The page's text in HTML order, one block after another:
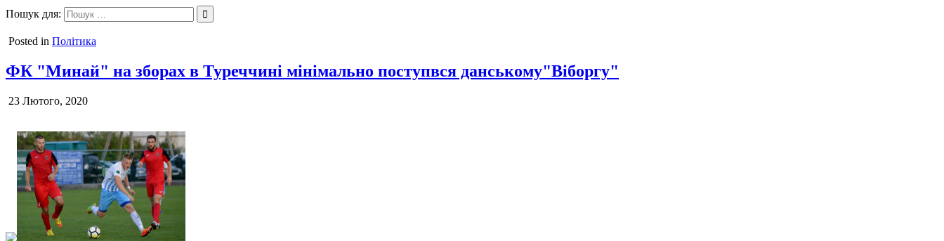
Перейти
вмісту
Ungvar.uz.ua
Пошук для:
Posted in Політика
ФК "Минай" на зборах в Туреччині мінімально поступвся данському"Віборгу"
23 Лютого, 2020